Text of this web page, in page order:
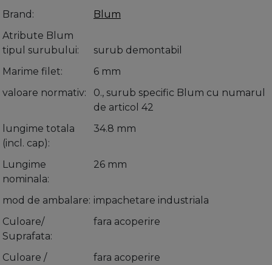
Brand
Blum
Atribute Blum
tipul surubului
surub demontabil
Marime filet
6 mm
valoare normativ
0., surub specific Blum cu numarul
de articol 42
lungime totala
(incl. cap)
34.8 mm
Lungime
nominala
26 mm
mod de ambalare impachetare industriala
Culoare/
Suprafata
fara acoperire
Culoare /
fara acoperire